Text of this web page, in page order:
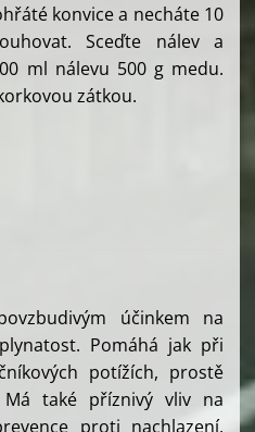
konvice a necháte 10
Sceďte nálev a
ml nálevu 500 g medu.
zátkou.
účinkem na
Pomáhá jak při
potížích, prostě
také příznivý vliv na
proti nachlazení.